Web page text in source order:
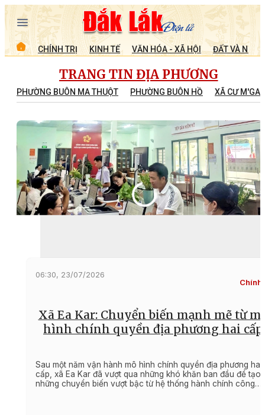
CHÍNH TRỊ KINH TẾ VĂN HÓA - XÃ HỘI ĐẤT VÀ
TRANG TIN ĐỊA PHƯƠNG
PHƯỜNG BUÔN MA THUỘT PHƯỜNG BUÔN HỒ XÃ CƯ M'GAR
06:30, 23/07/2026
Chính
Xã Ea Kar: Chuyển biến mạnh mẽ từ
hình chính quyền địa phương hai cấp
Sau một năm vận hành mô hình chính quyền địa phương hai
cấp, xã Ea Kar đã vượt qua những khó khăn ban đầu để tạo
những chuyển biến vượt bậc từ hệ thống hành chính công